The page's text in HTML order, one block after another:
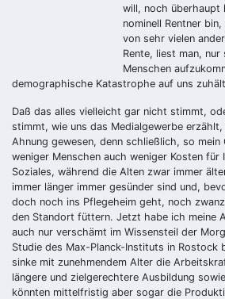
will, noch überhaupt
nominell Rentner
von sehr vielen
Rente, liest man, nur
Menschen
demographische Katastrophe auf uns
Daß das alles vielleicht gar nicht stimmt,
stimmt, wie uns das Medialgewerbe
Ahnung gewesen, denn schließlich, so mein
weniger Menschen auch weniger Kosten für
Soziales, während die Alten zwar immer
immer länger immer gesünder sind und,
doch noch ins Pflegeheim geht, noch
den Standort füttern. Jetzt habe ich meine
auch nur verschämt im Wissensteil der
Studie des Max-Planck-Instituts in Rostock
sinke mit zunehmendem Alter die
längere und zielgerechtere Ausbildung
könnten mittelfristig aber sogar die